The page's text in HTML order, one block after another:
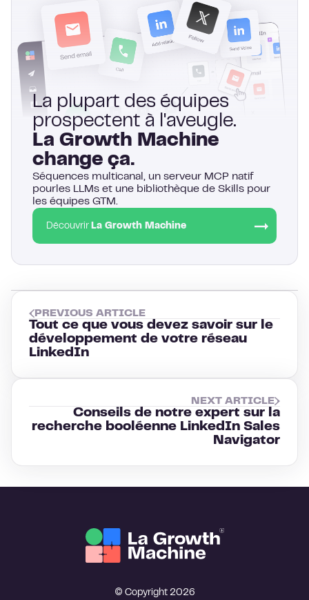
La plupart des équipes
prospectent à l'aveugle.
La Growth Machine
change ça.
Séquences multicanal, un serveur MCP natif
pourles LLMs et une bibliothèque de Skills pour
les équipes GTM.
Découvrir La Growth Machine
PREVIOUS ARTICLE
Tout ce que vous devez savoir sur le
développement de votre réseau
LinkedIn
NEXT ARTICLE
Conseils de notre expert sur la
recherche booléenne LinkedIn Sales
Navigator
© Copyright 2026